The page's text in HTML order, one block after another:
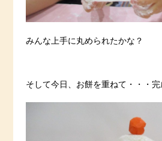
みんな上手に丸められたかな？
そして今日、お餅を重ねて・・・完